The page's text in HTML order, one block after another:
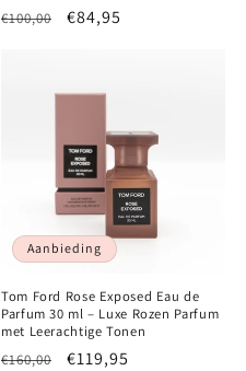
Normale
€100,00 Aanbiedingsprijs
€84,95
Aanbieding
Tom Ford Rose Exposed Eau de
Parfum 30 ml – Luxe Rozen Parfum
met Leerachtige Tonen
Normale
€160,00 Aanbiedingsprijs
€119,95